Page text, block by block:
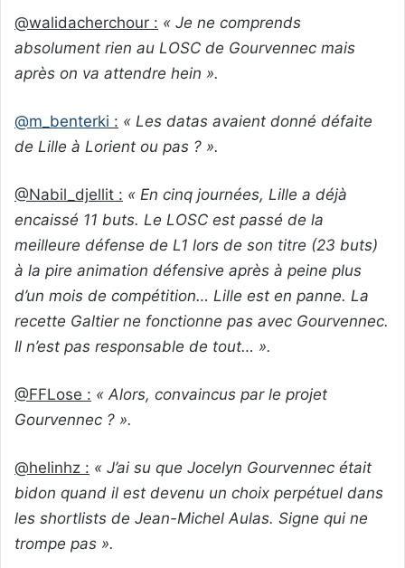
@walidacherchour : « Je ne comprends
absolument rien au LOSC de Gourvennec mais
après on va attendre hein ».
@m_benterki : « Les datas avaient donné défaite
de Lille à Lorient ou pas ? ».
@Nabil_djellit : « En cinq journées, Lille a déjà
encaissé 11 buts. Le LOSC est passé de la
meilleure défense de L1 lors de son titre (23 buts)
à la pire animation défensive après à peine plus
d’un mois de compétition… Lille est en panne. La
recette Galtier ne fonctionne pas avec Gourvennec.
Il n’est pas responsable de tout… ».
@FFLose : « Alors, convaincus par le projet
Gourvennec ? ».
@helinhz : « J’ai su que Jocelyn Gourvennec était
bidon quand il est devenu un choix perpétuel dans
les shortlists de Jean-Michel Aulas. Signe qui ne
trompe pas ».